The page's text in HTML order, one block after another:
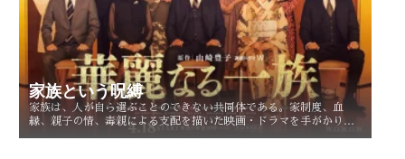
家族という呪縛
家族は、人が自ら選ぶことのできない共同体である。家制度、血
縁、親子の情、毒親による支配を描いた映画・ドラマを手がかり